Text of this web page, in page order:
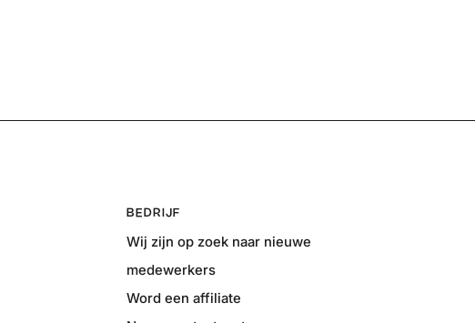
BEDRIJF
Wij zijn op zoek naar nieuwe
medewerkers
Word een affiliate